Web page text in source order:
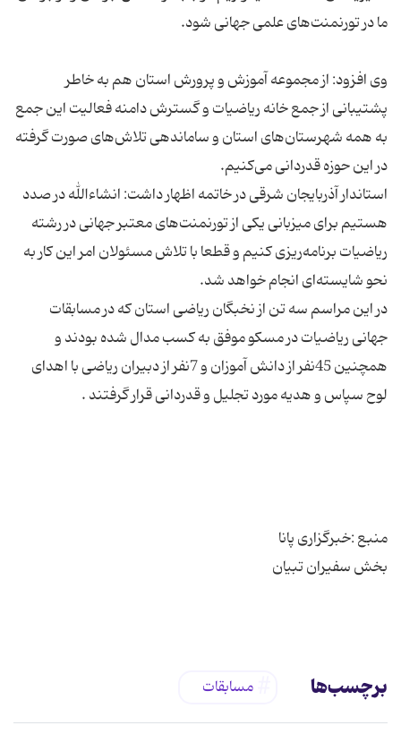
وی افزود: از مجموعه آموزش و پرورش استان هم به خاطر
پشتیبانی از جمع خانه ریاضیات و گسترش دامنه فعالیت این جمع
به همه شهرستان‌های استان و ساماندهی تلاش‌های صورت گرفته
استاندار آذربایجان شرقی در خاتمه اظهار داشت: انشاءالله در صدد
هستیم برای میزبانی یكی از تورنمنت‌های معتبر جهانی در رشته
ریاضیات برنامه‌ریزی كنیم و قطعا با تلاش مسئولان امر این كار به
در این مراسم سه تن از نخبگان ریاضی استان كه در مسابقات
جهانی ریاضیات در مسكو موفق به كسب مدال شده بودند و
همچنین 45نفر از دانش آموزان و 7نفر از دبیران ریاضی با اهدای
برچسب‌ها مسابقات